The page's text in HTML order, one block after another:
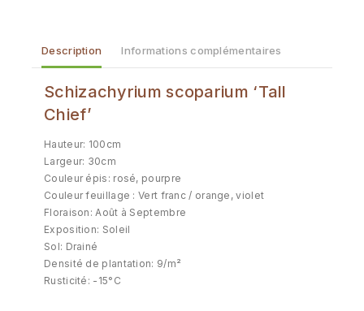
Description Informations complémentaires
Schizachyrium scoparium ‘Tall
Chief’
Hauteur: 100cm
Largeur: 30cm
Couleur épis: rosé, pourpre
Couleur feuillage : Vert franc / orange, violet
Floraison: Août à Septembre
Exposition: Soleil
Sol: Drainé
Densité de plantation: 9/m²
Rusticité: -15°C